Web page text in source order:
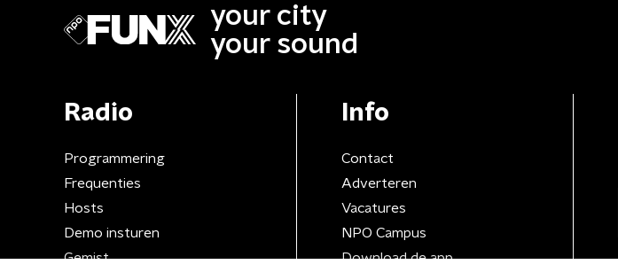
your city
your sound
Radio
Programmering
Frequenties
Hosts
Demo insturen
Gemist
Info
Contact
Adverteren
Vacatures
NPO Campus
Download de app